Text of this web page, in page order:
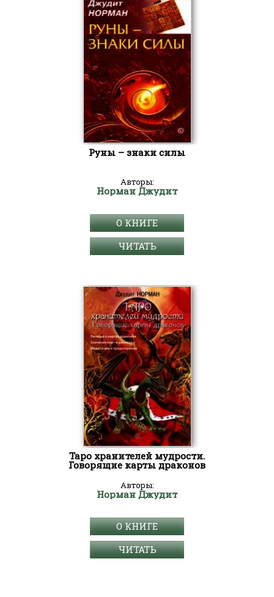
Руны – знаки силы
Авторы:
Норман Джудит
О КНИГЕ
ЧИТАТЬ
Таро хранителей мудрости.
Говорящие карты драконов
Авторы:
Норман Джудит
О КНИГЕ
ЧИТАТЬ